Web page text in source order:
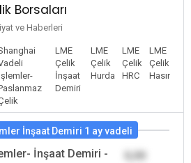
Borsaları
ve Haberleri
LME
Çelik
İnşaat
Demiri
LME
Çelik
Hurda
LME
Çelik
HRC
LME
Çelik
Hasır
İnşaat Demiri 1 ay vadeli
İnşaat Demiri -
0,00